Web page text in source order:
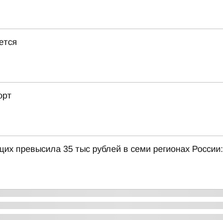
превысила 35 тыс рублей в семи регионах России: